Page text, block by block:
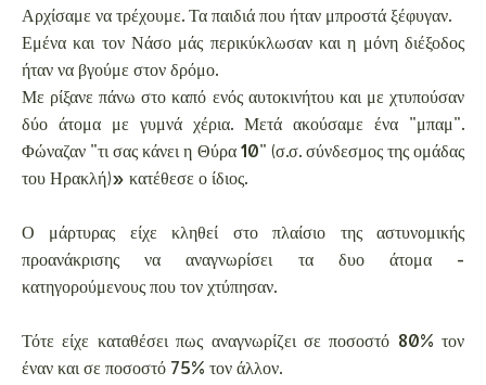
Αρχίσαμε να τρέχουμε. Τα παιδιά που ήταν μπροστά ξέφυγαν.
Εμένα και τον Νάσο μάς περικύκλωσαν και η μόνη διέξοδος
ήταν να βγούμε στον δρόμο.
Με ρίξανε πάνω στο καπό ενός αυτοκινήτου και με χτυπούσαν
δύο άτομα με γυμνά χέρια. Μετά ακούσαμε ένα "μπαμ".
Φώναζαν "τι σας κάνει η Θύρα 10" (σ.σ. σύνδεσμος της ομάδας
του Ηρακλή)» κατέθεσε ο ίδιος.
Ο μάρτυρας είχε κληθεί στο πλαίσιο της αστυνομικής
προανάκρισης να αναγνωρίσει τα δυο άτομα -
κατηγορούμενους που τον χτύπησαν.
Τότε είχε καταθέσει πως αναγνωρίζει σε ποσοστό 80% τον
έναν και σε ποσοστό 75% τον άλλον.